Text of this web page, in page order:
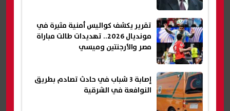
تقرير يكشف كواليس أمنية مثيرة في
مونديال 2026.. تهديدات طالت مباراة
مصر والأرجنتين وميسي
إصابة 3 شباب في حادث تصادم بطريق
النوافعة في الشرقية